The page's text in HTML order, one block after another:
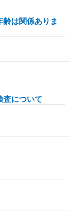
は関係ありま
査について